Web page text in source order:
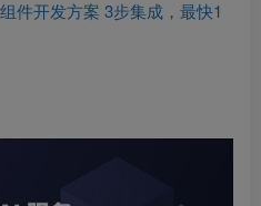
件开发方案 3步集成，最快1